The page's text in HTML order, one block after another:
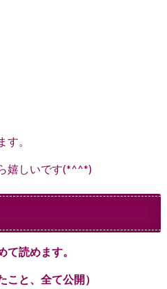
。
嬉しいです(*^^*)
読めます。
こと、全て公開）